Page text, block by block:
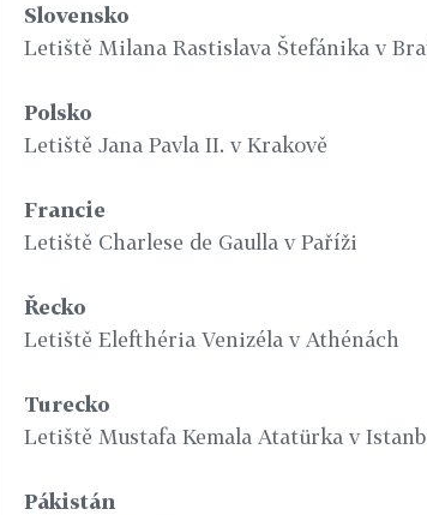
Slovensko
Letiště Milana Rastislava Štefánika v
Polsko
Letiště Jana Pavla II. v Krakově
Francie
Letiště Charlese de Gaulla v Paříži
Řecko
Letiště Elefthéria Venizéla v Athénách
Turecko
Letiště Mustafa Kemala Atatürka v
Pákistán